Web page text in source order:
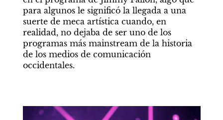
para algunos le significó la llegada a una
suerte de meca artística cuando, en
realidad, no dejaba de ser uno de los
programas más mainstream de la historia
de los medios de comunicación
occidentales.